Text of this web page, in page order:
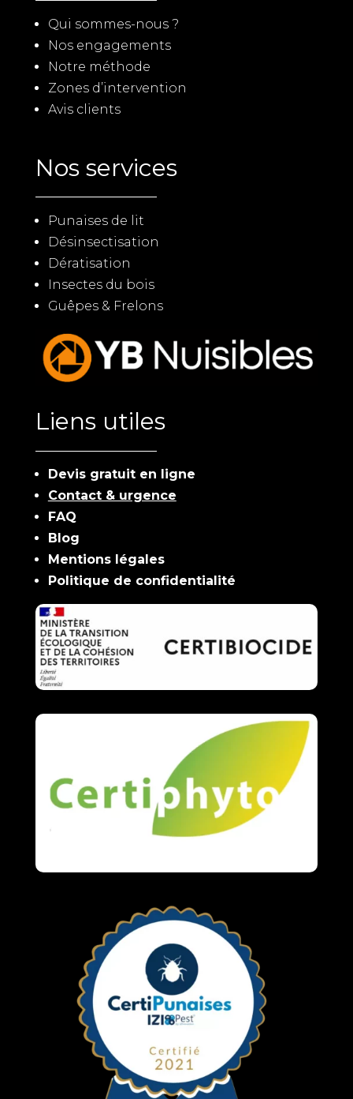
Qui sommes-nous ?
Nos engagements
Notre méthode
Zones d’intervention
Avis clients
Nos services
Punaises de lit
Désinsectisation
Dératisation
Insectes du bois
Guêpes & Frelons
Liens utiles
Devis gratuit en ligne
Contact & urgence
FAQ
Blog
Mentions légales
Politique de confidentialité